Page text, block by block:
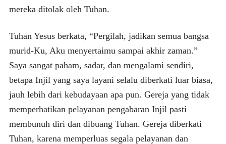
mereka ditolak oleh Tuhan.
Tuhan Yesus berkata, “Pergilah, jadikan semua bangsa
murid-Ku, Aku menyertaimu sampai akhir zaman.”
Saya sangat paham, sadar, dan mengalami sendiri,
betapa Injil yang saya layani selalu diberkati luar biasa,
jauh lebih dari kebudayaan apa pun. Gereja yang tidak
memperhatikan pelayanan pengabaran Injil pasti
membunuh diri dan dibuang Tuhan. Gereja diberkati
Tuhan, karena memperluas segala pelayanan dan